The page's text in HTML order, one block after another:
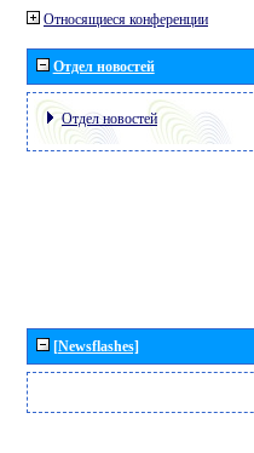
Относящиеся конференции
Отдел новостей
Отдел новостей
[Newsflashes]